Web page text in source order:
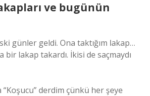
ve bugünün
günler geldi. Ona taktığım lakap…
bir lakap takardı. İkisi de saçmaydı
derdim çünkü her şeye